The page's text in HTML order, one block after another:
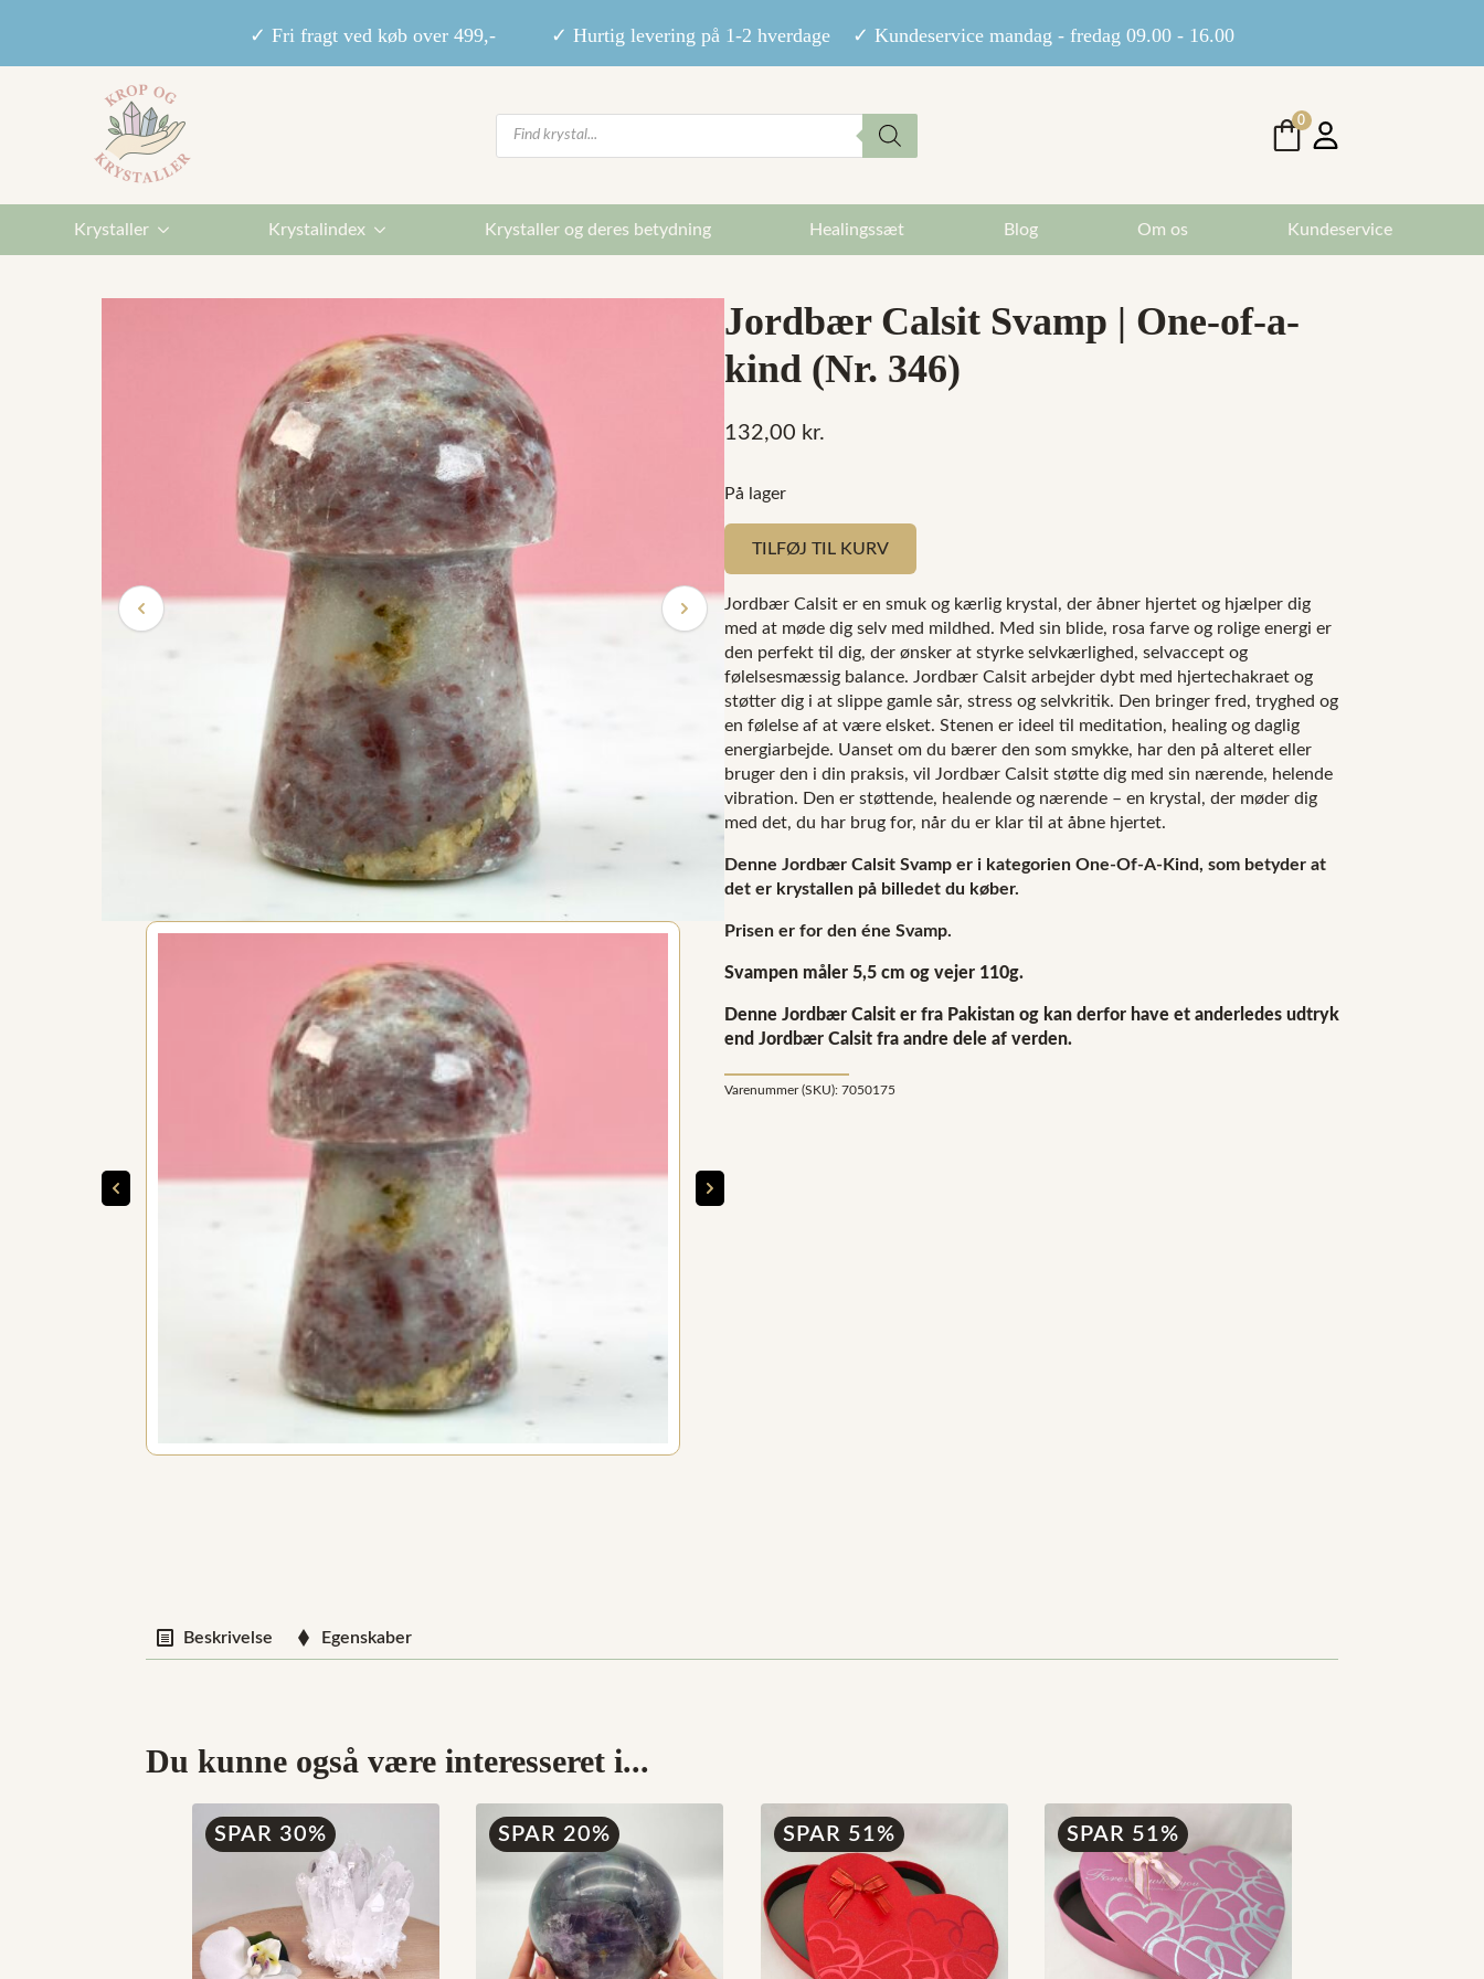
✓ Fri fragt ved køb over 499,- ✓ Hurtig levering på 1-2 hverdage ✓ Kundeservice mandag - fredag 09.00 - 16.00
Products
search
0
Krystaller Krystalindex Krystaller og deres betydning Healingssæt Blog Om os Kundeservice
Jordbær Calsit Svamp | One-of-a-
kind (Nr. 346)
132,00 kr.
På lager
TILFØJ TIL KURV
Jordbær Calsit er en smuk og kærlig krystal, der åbner hjertet og hjælper dig
med at møde dig selv med mildhed. Med sin blide, rosa farve og rolige energi er
den perfekt til dig, der ønsker at styrke selvkærlighed, selvaccept og
følelsesmæssig balance. Jordbær Calsit arbejder dybt med hjertechakraet og
støtter dig i at slippe gamle sår, stress og selvkritik. Den bringer fred, tryghed og
en følelse af at være elsket. Stenen er ideel til meditation, healing og daglig
energiarbejde. Uanset om du bærer den som smykke, har den på alteret eller
bruger den i din praksis, vil Jordbær Calsit støtte dig med sin nærende, helende
vibration. Den er støttende, healende og nærende – en krystal, der møder dig
med det, du har brug for, når du er klar til at åbne hjertet.
Denne Jordbær Calsit Svamp er i kategorien One-Of-A-Kind, som betyder at
det er krystallen på billedet du køber.
Prisen er for den éne Svamp.
Svampen måler 5,5 cm og vejer 110g.
Denne Jordbær Calsit er fra Pakistan og kan derfor have et anderledes udtryk
end Jordbær Calsit fra andre dele af verden.
Varenummer (SKU): 7050175
Beskrivelse Egenskaber
Du kunne også være interesseret i...
SPAR 30% SPAR 20% SPAR 51% SPAR 51%